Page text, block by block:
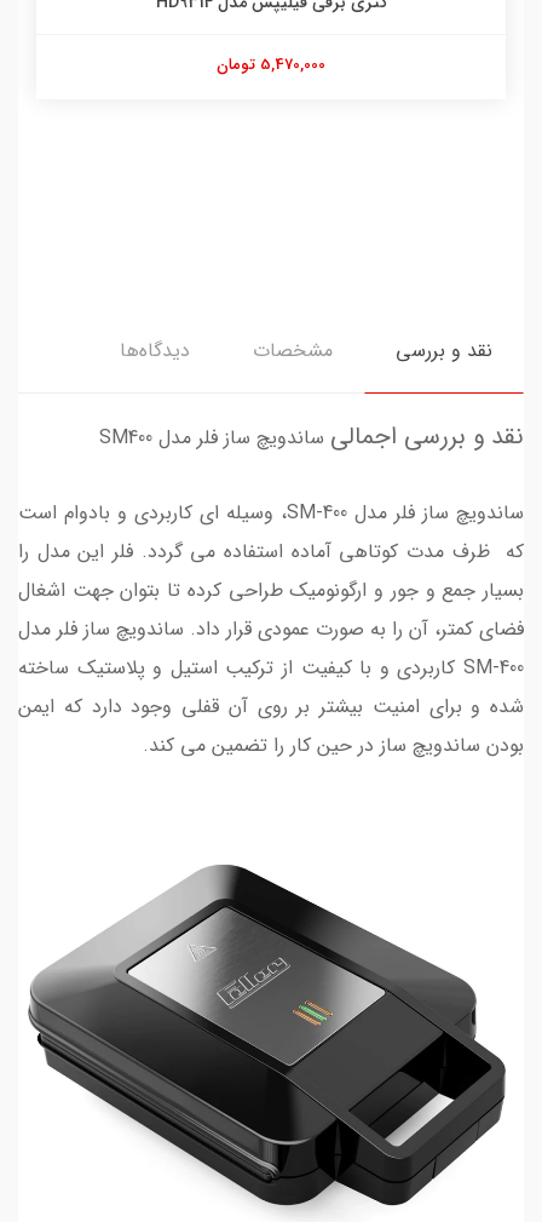
5,470,000 تومان
نقد و بررسی مشخصات دیدگاه‌ها
نقد و بررسی اجمالی ساندویچ ساز فلر مدل SM400
ساندویچ ساز فلر مدل SM-400، وسیله ای کاربردی و بادوام است
که ظرف مدت کوتاهی آماده استفاده می گردد. فلر این مدل را
بسیار جمع و جور و ارگونومیک طراحی کرده تا بتوان جهت اشغال
فضای کمتر، آن را به صورت عمودی قرار داد. ساندویچ ساز فلر مدل
SM-400 کاربردی و با کیفیت از ترکیب استیل و پلاستیک ساخته
شده و برای امنیت بیشتر بر روی آن قفلی وجود دارد که ایمن
بودن ساندویچ ساز در حین کار را تضمین می کند.